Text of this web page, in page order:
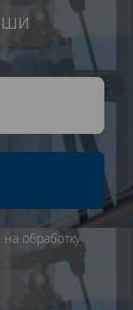
обработку